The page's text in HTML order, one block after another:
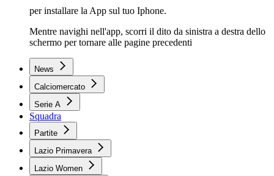
per installare la App sul tuo Iphone.
Mentre navighi nell'app, scorri il dito da sinistra a destra dello
schermo per tornare alle pagine precedenti
News
Calciomercato
Serie A
Squadra
Partite
Lazio Primavera
Lazio Women